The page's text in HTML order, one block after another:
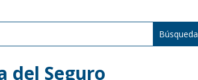
del Seguro